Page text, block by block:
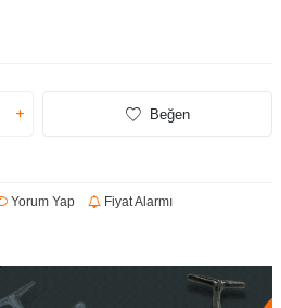
Beğen
Yorum Yap Fiyat Alarmı